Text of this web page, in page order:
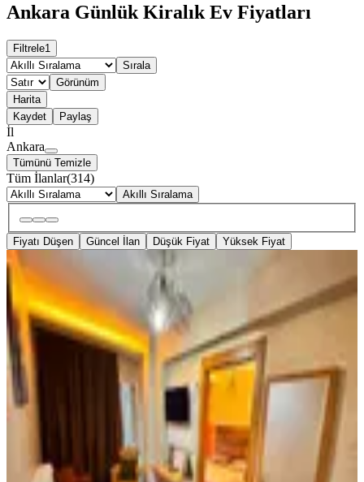
Ankara Günlük Kiralık Ev Fiyatları
Filtrele1
Sırala
Görünüm
Harita
Kaydet
Paylaş
İl
Ankara
Tümünü Temizle
Tüm İlanlar(314)
Akıllı Sıralama
Fiyatı Düşen Güncel İlan Düşük Fiyat Yüksek Fiyat
ÖNE ÇIKAN
Yenimahalle Metro Yanı Tüm
Hastanelere Yakın Apart Günlük
Kiralık Daire ***
Ankara, Yenimahalle
100 m²·06.08.2026
999 ₺
SUİTE HOUSE PANSİYON